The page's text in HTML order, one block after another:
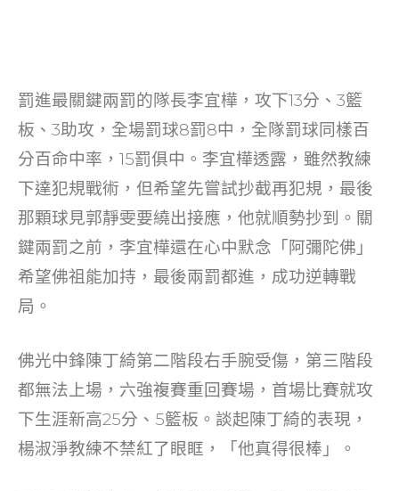
罰進最關鍵兩罰的隊長李宜樺，攻下13分、3籃
板、3助攻，全場罰球8罰8中，全隊罰球同樣百
分百命中率，15罰俱中。李宜樺透露，雖然教練
下達犯規戰術，但希望先嘗試抄截再犯規，最後
那顆球見郭靜雯要繞出接應，他就順勢抄到。關
鍵兩罰之前，李宜樺還在心中默念「阿彌陀佛」
希望佛祖能加持，最後兩罰都進，成功逆轉戰
局。
佛光中鋒陳丁綺第二階段右手腕受傷，第三階段
都無法上場，六強複賽重回賽場，首場比賽就攻
下生涯新高25分、5籃板。談起陳丁綺的表現，
楊淑淨教練不禁紅了眼眶，「他真得很棒」。